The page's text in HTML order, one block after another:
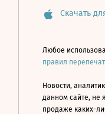
Скачать
Любое
правил
Новости,
данном сайте, не
продаже каких-